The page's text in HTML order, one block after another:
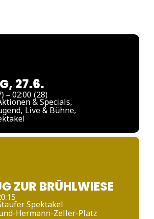
27.6.
– 02:00 (28)
& Specials,
Live & Bühne,
ZUR BRÜHLWIESE
Spektakel
Hermann-Zeller-Platz